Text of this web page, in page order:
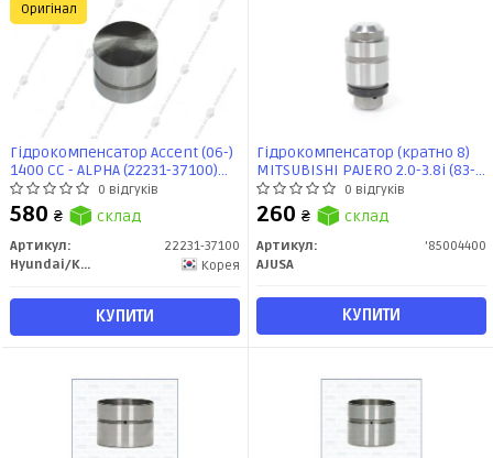
Гідрокомпенсатор Accent (06-)
1400 CC - ALPHA (22231-37100)
Mobis
0 відгуків
580 ₴ склад
Артикул:
22231-37100
Hyundai/Kia/Mobis
Корея
КУПИТИ
Оригінал
Гідрокомпенсатор (кратно 8)
MITSUBISHI PAJERO 2.0-3.8i (83-)
(85004400) Ajusa0 відгуків
260 ₴ склад
Артикул:
'85004400
AJUSA
КУПИТИ